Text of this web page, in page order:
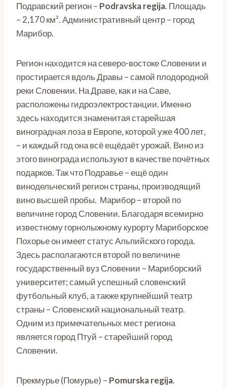
Подравский регион – Podravskaregija. Площадь
– 2,170 км². Административный центр – город
Марибор.
Регион находится на северо-востоке Словении и
простирается вдоль Дравы – самой плодородной
реки Словении. На Драве, как и на Саве,
расположены гидроэлектростанции. Именно
здесь находится знаменитая старейшая
виноградная лоза в Европе, которой уже 400 лет,
– и каждый год она всё ещёдаёт урожай. Вино из
этого винограда используют в качестве почётных
подарков. Так что Подравье – ещё один
винодельческий регион страны, производящий
вино высшей пробы. Марибор – второй по
величине город Словении. Благодаря всемирно
известному горнолыжному курорту Мариборское
Похорье он имеет статус Альпийского города.
Здесь располагаются второй по величине
государственный вуз Словении – Мариборский
университет; самый успешный словенский
футбольный клуб, а также крупнейший театр
страны – Словенский национальный театр.
Одним из примечательных мест региона
является город Птуй – старейший город
Словении.
Прекмурье (Помурье) – Pomurska regija.